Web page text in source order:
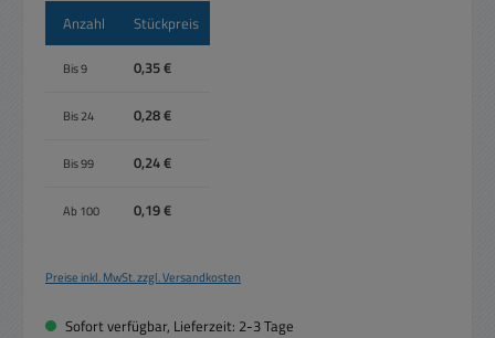
Anzahl Stückpreis
Bis9 0,35 €
Bis24 0,28 €
Bis99 0,24 €
Ab 100 0,19 €
Preise inkl. MwSt. zzgl. Versandkosten
Sofort verfügbar, Lieferzeit: 2-3 Tage